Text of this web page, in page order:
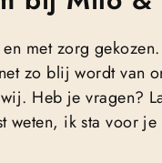
met zorg
zo blij wordt van
Heb je vragen?
weten, ik sta voor je